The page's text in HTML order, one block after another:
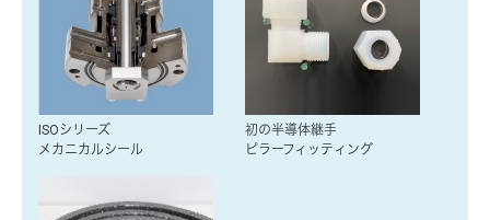
ISOシリーズ
メカニカルシール
初の半導体継手
ピラーフィッティング